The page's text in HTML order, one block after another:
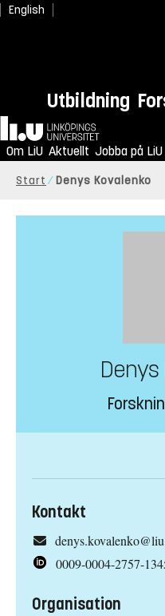
English
Utbildning
Hem
Om LiU Aktuellt Jobba på LiU
Start Denys Kovalenko
Denys
Kontakt
0009-0004-2757-
Organisation